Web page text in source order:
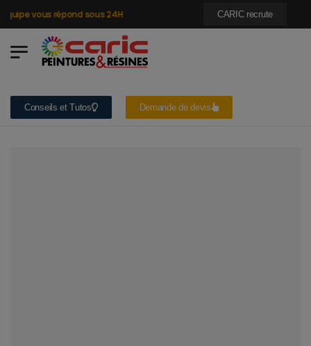
vous répond sous 24H CARIC recrute
Conseils et Tutos Demande de devis